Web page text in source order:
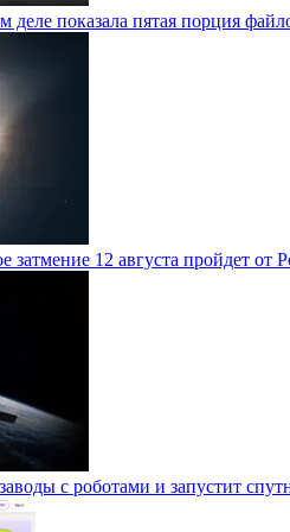
деле показала пятая порция
затмение 12 августа пройдет
с роботами и запустит